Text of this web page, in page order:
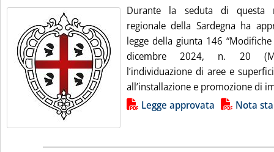
Durante la seduta di questa
regionale della Sardegna ha
legge della giunta 146
dicembre 2024, n. 20
l’individuazione di aree e
all’installazione e promozione di
Lista allegati PDF alla notiziaLegge approvata Nota